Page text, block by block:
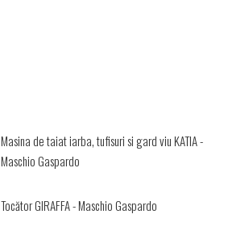
Masina de taiat iarba, tufisuri si gard viu KATIA -
Maschio Gaspardo
Tocător GIRAFFA - Maschio Gaspardo